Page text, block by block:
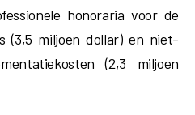
honoraria voor de
(3,5 miljoen dollar) en niet-
(2,3 miljoen